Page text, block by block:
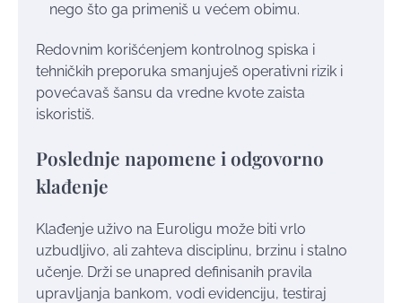
nego što ga primeniš u većem obimu.
Redovnim korišćenjem kontrolnog spiska i
tehničkih preporuka smanjuješ operativni rizik i
povećavaš šansu da vredne kvote zaista
iskoristiš.
Poslednje napomene i odgovorno
klađenje
Klađenje uživo na Euroligu može biti vrlo
uzbudljivo, ali zahteva disciplinu, brzinu i stalno
učenje. Drži se unapred definisanih pravila
upravljanja bankom, vodi evidenciju, testiraj